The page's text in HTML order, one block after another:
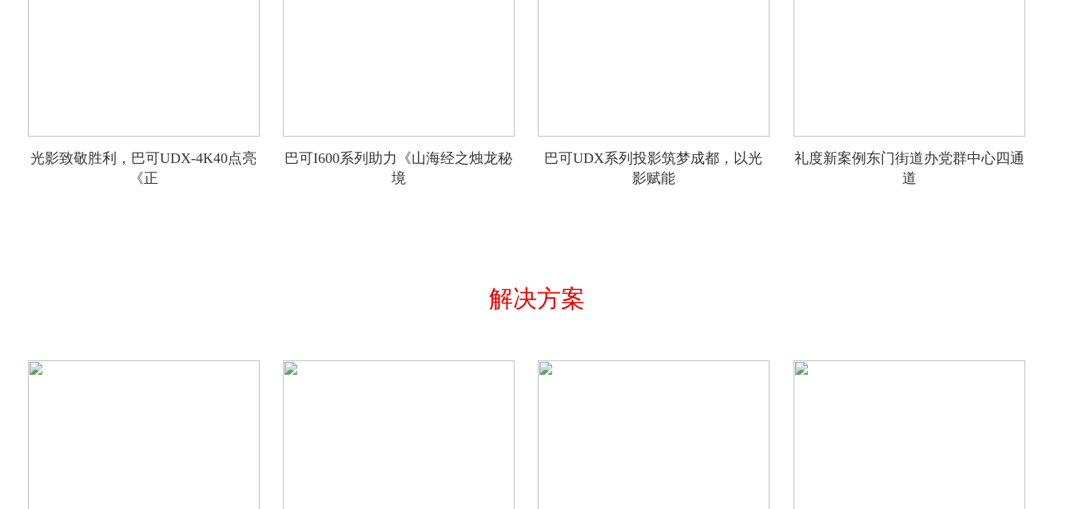
光影致敬胜利，巴可UDX-4K40点亮
《正
巴可I600系列助力《山海经之烛龙秘
境
巴可UDX系列投影筑梦成都，以光
影赋能
礼度新案例东门街道办党群中心四通
道
解决方案